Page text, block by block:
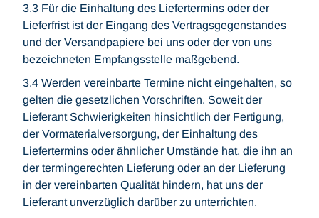
3.3 Für die Einhaltung des Liefertermins oder der
Lieferfrist ist der Eingang des Vertragsgegenstandes
und der Versandpapiere bei uns oder der von uns
bezeichneten Empfangsstelle maßgebend.
3.4 Werden vereinbarte Termine nicht eingehalten, so
gelten die gesetzlichen Vorschriften. Soweit der
Lieferant Schwierigkeiten hinsichtlich der Fertigung,
der Vormaterialversorgung, der Einhaltung des
Liefertermins oder ähnlicher Umstände hat, die ihn an
der termingerechten Lieferung oder an der Lieferung
in der vereinbarten Qualität hindern, hat uns der
Lieferant unverzüglich darüber zu unterrichten.